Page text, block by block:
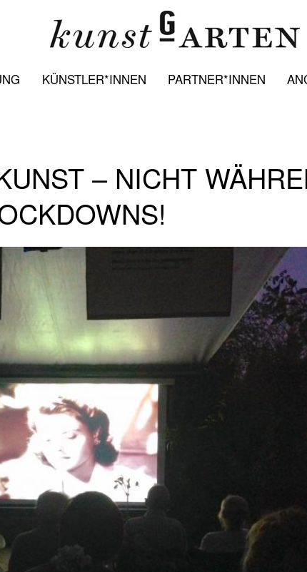
KÜNSTLER*INNEN PARTNER*INNEN
– NICHT